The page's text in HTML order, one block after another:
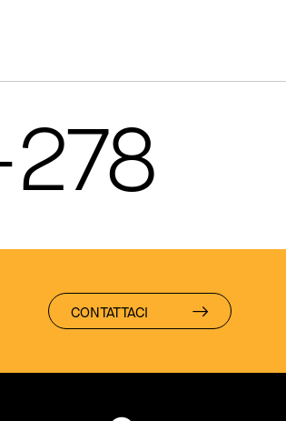
CONTATTACI